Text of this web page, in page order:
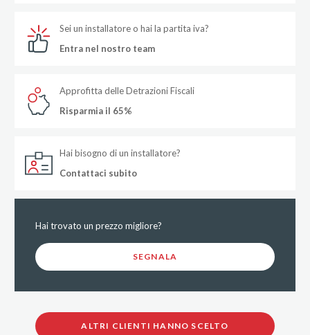
Sei un installatore o hai la partita iva?
Entra nel nostro team
Approfitta delle Detrazioni Fiscali
Risparmia il 65%
Hai bisogno di un installatore?
Contattaci subito
Hai trovato un prezzo migliore?
SEGNALA
ALTRI CLIENTI HANNO SCELTO